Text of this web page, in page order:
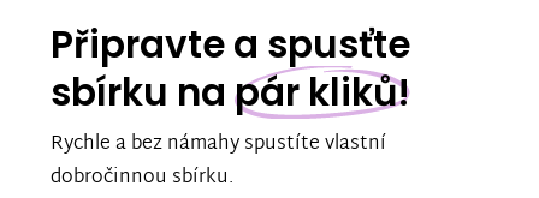
Připravte a spusťte
sbírku na pár kliků!
Rychle a bez námahy spustíte vlastní
dobročinnou sbírku.